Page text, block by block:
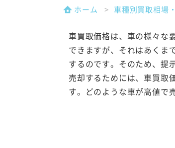
ホーム 車種別買取相場
車買取価格は、車の様々な
できますが、それはあくま
するのです。そのため、提
売却するためには、車買取
す。どのような車が高値で